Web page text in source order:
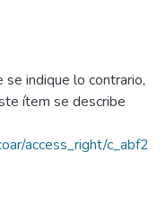
indique lo contrario,
ítem se describe
access_right/c_abf2